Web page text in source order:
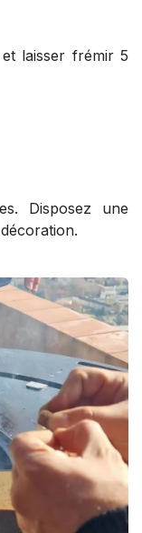
laisser frémir 5
Disposez une